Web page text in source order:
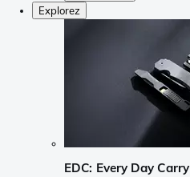
Explorez
EDC: Every Day Carry